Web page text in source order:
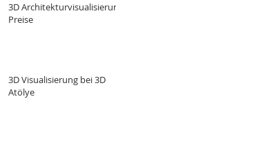
3D Architekturvisualisierung
Preise
3D Visualisierung bei 3D
Atölye